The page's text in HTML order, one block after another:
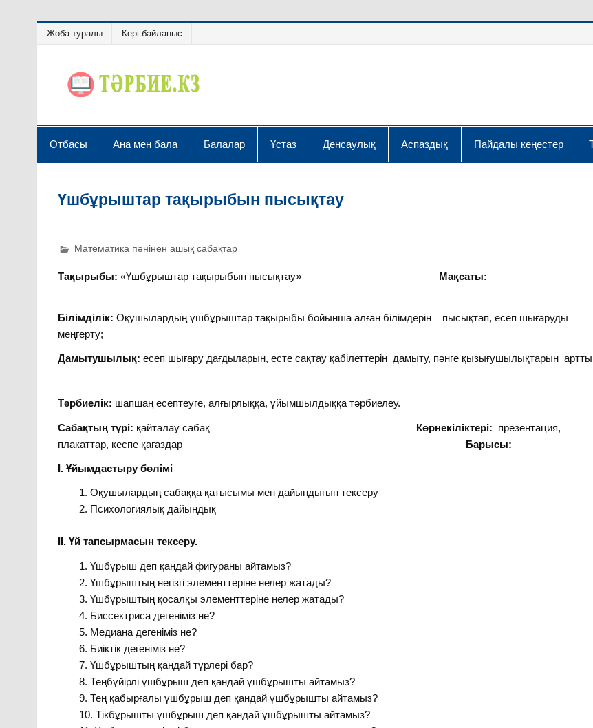
Жоба туралы Кері байланыс
Отбасы Ана мен бала Балалар Ұстаз Денсаулық Аспаздық Пайдалы кеңестер
Үшбұрыштар тақырыбын пысықтау
Математика пәнінен ашық сабақтар
Тақырыбы: «Үшбұрыштар тақырыбын пысықтау»
Білімділік: Оқушылардың үшбұрыштар тақырыбы бойынша алған білімдерін пысықтап, есеп шығаруды
меңгерту;
Дамытушылық: есеп шығару дағдыларын, есте сақтау қабілеттерін дамыту, пәнге қызығушылықтарын
Тәрбиелік: шапшаң есептеуге, алғырлыққа, ұйымшылдыққа тәрбиелеу.
Сабақтың түрі: қайталау сабақ Көрнекіліктері: презентация,
плакаттар, кеспе қағаздар Барысы:
І. Ұйымдастыру бөлімі
Оқушылардың сабаққа қатысымы мен дайындығын тексеру
Психологиялық дайындық
ІІ. Үй тапсырмасын тексеру.
Үшбұрыш деп қандай фигураны айтамыз?
Үшбұрыштың негізгі элементтеріне нелер жатады?
Үшбұрыштың қосалқы элементтеріне нелер жатады?
Биссектриса дегеніміз не?
Медиана дегеніміз не?
Биіктік дегеніміз не?
Үшбұрыштың қандай түрлері бар?
Теңбүйірлі үшбұрыш деп қандай үшбұрышты айтамыз?
Тең қабырғалы үшбұрыш деп қандай үшбұрышты айтамыз?
Тікбұрышты үшбұрыш деп қандай үшбұрышты айтамыз?